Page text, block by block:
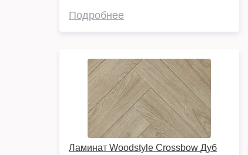
Подробнее
Ламинат Woodstyle Crossbow Дуб